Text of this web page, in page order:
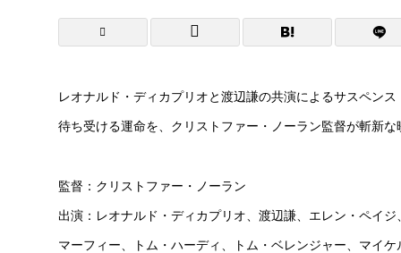
レオナルド・ディカプリオと渡辺謙の共演によるサスペン
待ち受ける運命を、クリストファー・ノーラン監督が斬新な
監督：クリストファー・ノーラン
出演：レオナルド・ディカプリオ、渡辺謙、エレン・ペイ
マーフィー、トム・ハーディ、トム・ベレンジャー、マイケ